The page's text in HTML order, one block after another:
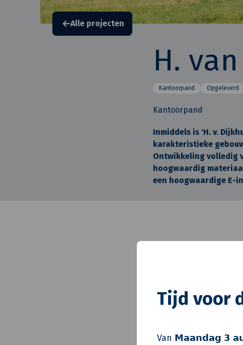
Tijd voor
Van 𝗠𝗮𝗮𝗻𝗱𝗮𝗴 𝟯
Alle projecten
H.
Kantoorpand Opgeleverd
Kantoorpand
Inmiddels is 'H. v.
karakteristieke
Ontwikkeling volledig
hoogwaardig
een hoogwaardige E-
Realisatie